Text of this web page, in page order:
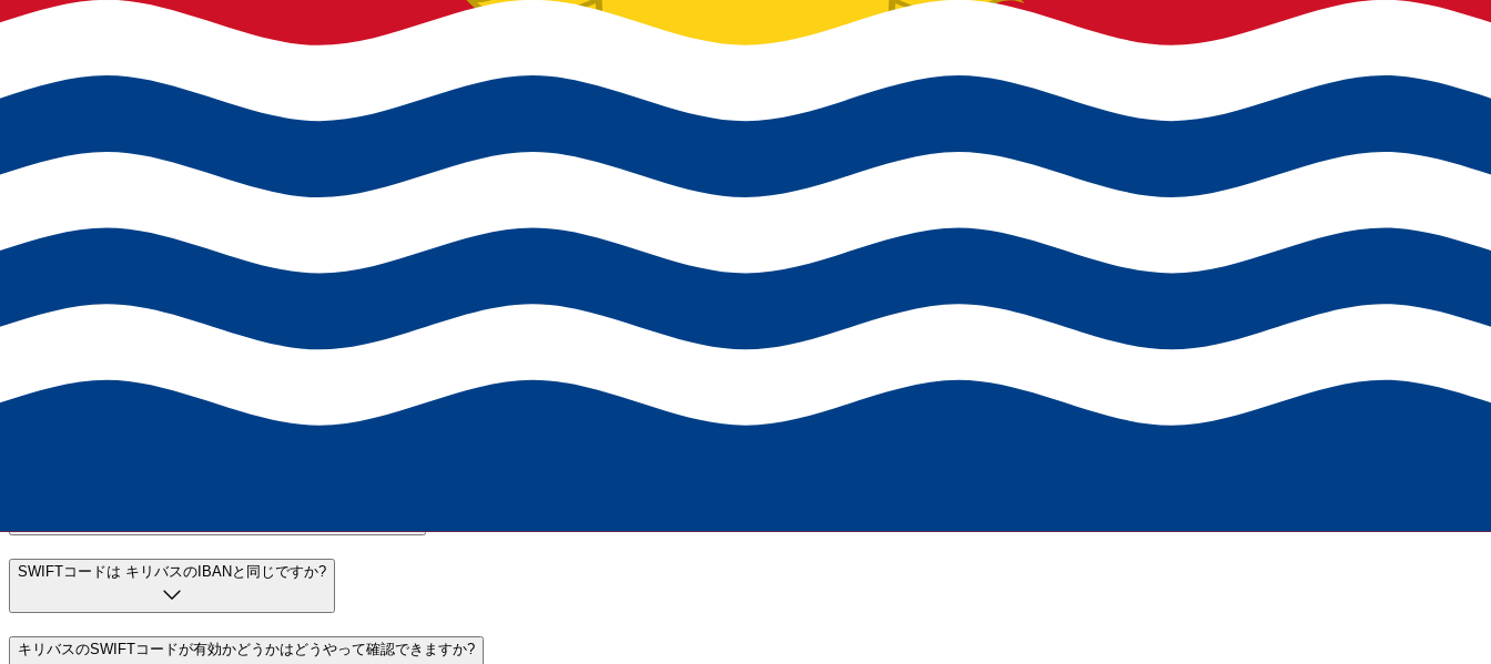
より速い転送
SWIFTコードとは何か、なぜ キリバスで必要なのでしょうか?
SWIFTコードは、BIC(銀行識別子コード)とも呼ばれ、銀行や金融機関を識別するための国際標準です。国際送金を正確かつ安全に送受信するには、 キリバス の正しいSWIFTコードが
キリバスで自分の銀行の正しいSWIFTコードはどうやって見つければいいですか?
キリバスの各支店ごとに異なるSWIFTコードが必要ですか?
SWIFTコードは キリバスのIBANと同じですか?
キリバスのSWIFTコードが有効かどうかはどうやって確認できますか?